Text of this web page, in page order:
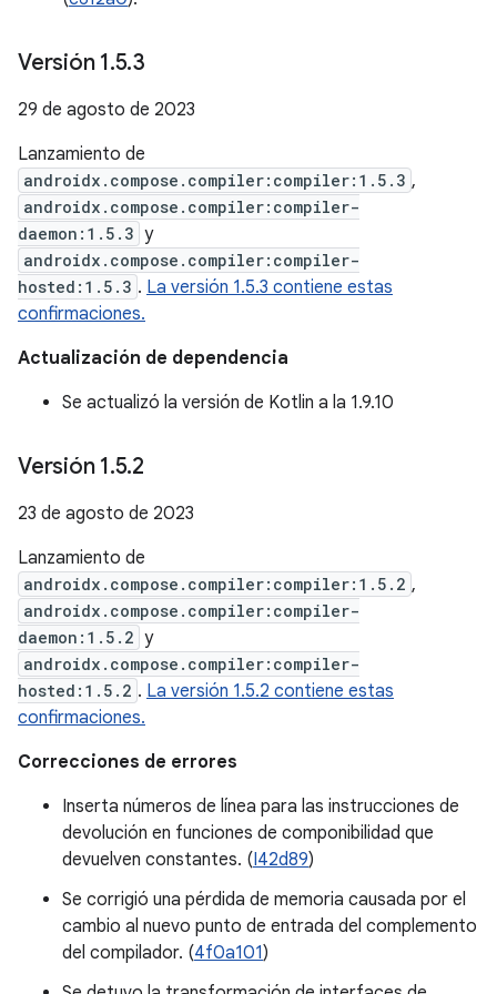
Versión 1.5.3
29 de agosto de 2023
Lanzamiento de
androidx.compose.compiler:compiler:1.5.3 ,
androidx.compose.compiler:compiler-
daemon:1.5.3 y
androidx.compose.compiler:compiler-
hosted:1.5.3 . La versión 1.5.3 contiene estas
confirmaciones.
Actualización de dependencia
Se actualizó la versión de Kotlin a la 1.9.10
Versión 1.5.2
23 de agosto de 2023
Lanzamiento de
androidx.compose.compiler:compiler:1.5.2 ,
androidx.compose.compiler:compiler-
daemon:1.5.2 y
androidx.compose.compiler:compiler-
hosted:1.5.2 . La versión 1.5.2 contiene estas
confirmaciones.
Correcciones de errores
Inserta números de línea para las instrucciones de
devolución en funciones de componibilidad que
devuelven constantes. (I42d89)
Se corrigió una pérdida de memoria causada por el
cambio al nuevo punto de entrada del complemento
del compilador. (4f0a101)